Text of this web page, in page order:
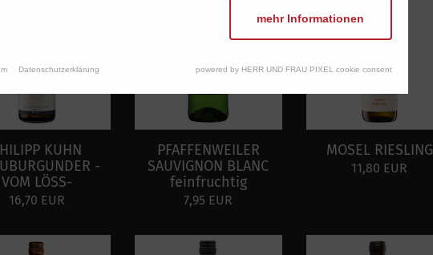
KUHN
-
VOM LÖSS-
16,70 EUR
PFAFFENWEILER
SAUVIGNON BLANC
feinfruchtig
7,95 EUR
MOSEL RIESLING
11,80 EUR
mehr Informationen
Datenschutzerklärung powered by HERR UND FRAU PIXEL cookie consent